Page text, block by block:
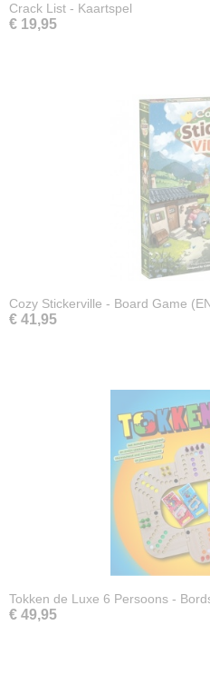
Crack List - Kaartspel
€ 19,95
Cozy Stickerville - Board Game
€ 41,95
Tokken de Luxe 6 Persoons -
€ 49,95